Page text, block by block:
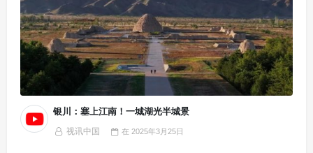
银川：塞上江南！一城湖光半城景
视讯中国 在2025年3月25日